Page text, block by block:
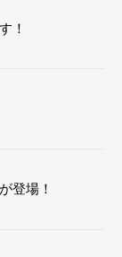
！
登場！